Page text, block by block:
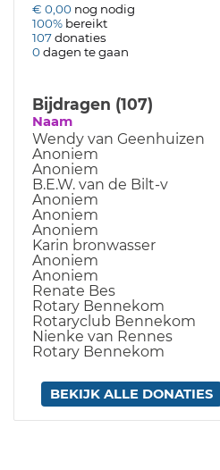
€ 0,00 nog nodig
100% bereikt
107donaties
0dagen te gaan
Bijdragen (107)
Naam
Wendy van Geenhuizen
Anoniem
Anoniem
B.E.W. van de Bilt-v
Anoniem
Anoniem
Anoniem
Karin bronwasser
Anoniem
Anoniem
Renate Bes
Rotary Bennekom
Rotaryclub Bennekom
Nienke van Rennes
Rotary Bennekom
BEKIJK ALLE DONATIES